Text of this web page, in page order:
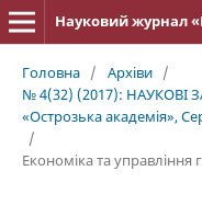
Головна / Архіви /
№ 4(32) (2017): НАУКОВІ
«Острозька акаде­мія»,
/
Економіка та